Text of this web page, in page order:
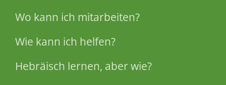
Wo kann ich mitarbeiten?
Wie kann ich helfen?
Hebräisch lernen, aber wie?